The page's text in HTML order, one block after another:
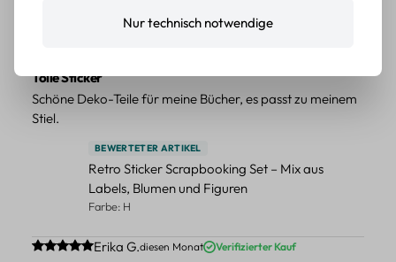
Tolle Sticker
Schöne Deko-Teile für meine Bücher, es passt zu meinem
Stiel.
BEWERTETER ARTIKEL
Retro Sticker Scrapbooking Set – Mix aus
Labels, Blumen und Figuren
Farbe: H
Durchschnittliche Bewertung von 5 von 5 Sternen
Erika G.diesen Monat Verifizierter Kauf
Nur technisch notwendige